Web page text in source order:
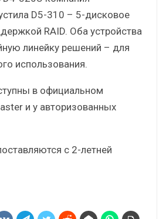
D5-310 – 5-дисковое
RAID. Оба устройства
линейку решений – для
использования.
в официальном
и у авторизованных
с 2-летней